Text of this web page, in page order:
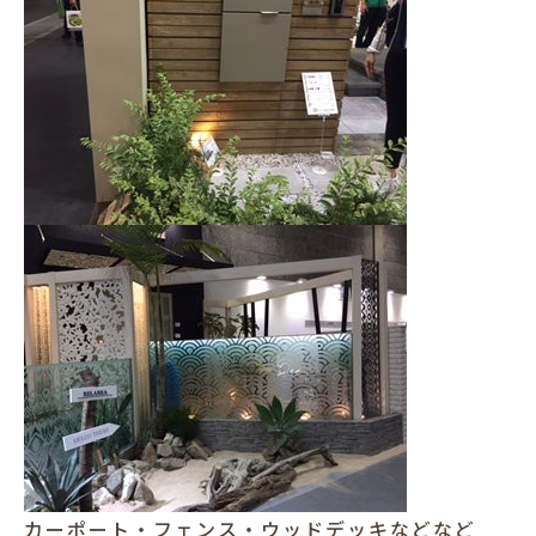
カーポート・フェンス・ウッドデッキなどなど